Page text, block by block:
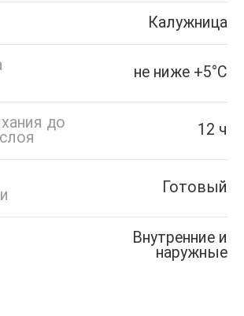
Калужница
не ниже +5°С
до
12 ч
Готовый
Внутренние и
наружные